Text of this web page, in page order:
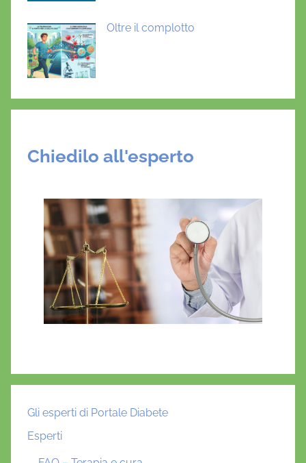
Oltre il complotto
Chiedilo all'esperto
Gli esperti di Portale Diabete
Esperti